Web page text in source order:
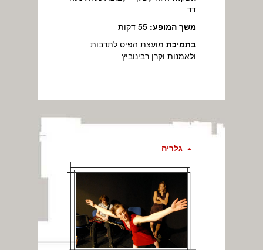
דר
משך המופע:
בתמיכת מועצת הפיס לתרבות
ולאמנות וקרן רבינוביץ
גלריה